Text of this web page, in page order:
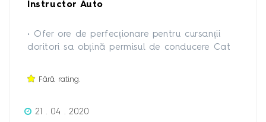
Instructor Auto
• Ofer ore de perfecționare pentru cursanții
doritori sa obțină permisul de conducere Cat
seriozitate si profesionalism, intr-o atmosfera
suplimentare și după obținerea permisului de
Fără rating.
21 . 04 . 2020